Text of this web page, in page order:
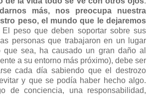
más, nos preocupa nuestra
peso, el mundo que le dejaremos
El peso que deben soportar sobre sus
personas que trabajaron en un lugar
sea, ha causado un gran daño al
a su entorno más próximo), debe ser
cada día sabiendo que el destrozo
y que se podía haber hecho algo.
de conciencia, una responsabilidad,